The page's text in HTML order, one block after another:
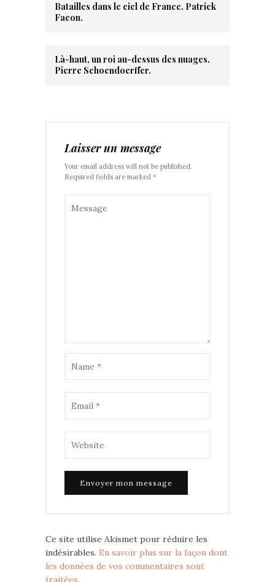
Batailles dans le ciel de France. Patrick
Facon.
Là-haut, un roi au-dessus des nuages.
Pierre Schoendoerffer.
Laisser un message
Your email address will not be published.
Required fields are marked *
Ce site utilise Akismet pour réduire les
indésirables. En savoir plus sur la façon dont
les données de vos commentaires sont
traitées.